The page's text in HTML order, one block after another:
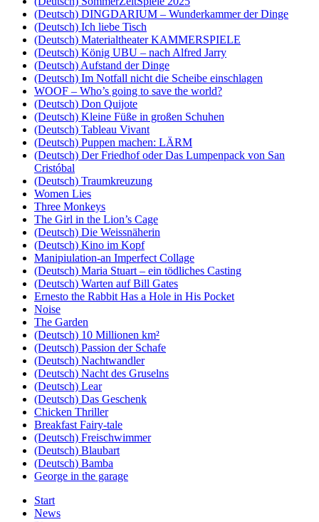
(Deutsch) DINGDARIUM – Wunderkammer der Dinge
(Deutsch) Ich liebe Tisch
(Deutsch) Materialtheater KAMMERSPIELE
(Deutsch) König UBU – nach Alfred Jarry
(Deutsch) Aufstand der Dinge
(Deutsch) Im Notfall nicht die Scheibe einschlagen
WOOF – Who’s going to save the world?
(Deutsch) Don Quijote
(Deutsch) Kleine Füße in großen Schuhen
(Deutsch) Tableau Vivant
(Deutsch) Puppen machen: LÄRM
(Deutsch) Der Friedhof oder Das Lumpenpack von San
Cristóbal
(Deutsch) Traumkreuzung
Women Lies
Three Monkeys
The Girl in the Lion’s Cage
(Deutsch) Die Weissnäherin
(Deutsch) Kino im Kopf
Manipiulation-an Imperfect Collage
(Deutsch) Maria Stuart – ein tödliches Casting
(Deutsch) Warten auf Bill Gates
Ernesto the Rabbit Has a Hole in His Pocket
Noise
The Garden
(Deutsch) 10 Millionen km²
(Deutsch) Passion der Schafe
(Deutsch) Nachtwandler
(Deutsch) Nacht des Gruselns
(Deutsch) Lear
(Deutsch) Das Geschenk
Chicken Thriller
Breakfast Fairy-tale
(Deutsch) Freischwimmer
(Deutsch) Blaubart
(Deutsch) Bamba
George in the garage
Start
News